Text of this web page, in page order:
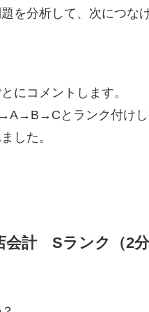
を分析して、次につな
にコメントします。
とランク付けし
した。
計 Sランク（2分